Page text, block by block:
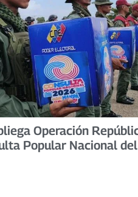
Operación
Popular Nacional del